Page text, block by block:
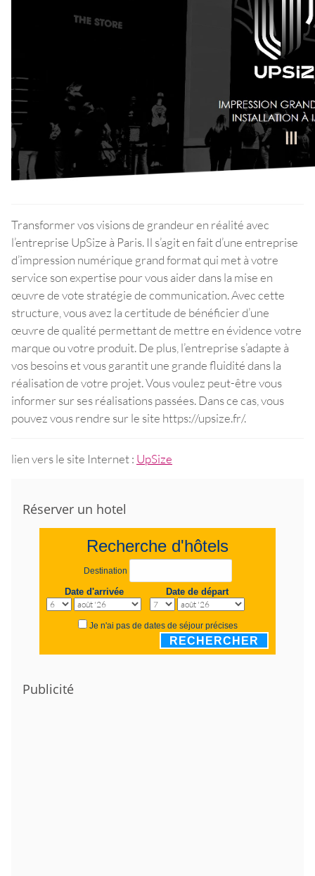
Transformer vos visions de grandeur en réalité avec
l’entreprise UpSize à Paris. Il s’agit en fait d’une entreprise
d’impression numérique grand format qui met à votre
service son expertise pour vous aider dans la mise en
œuvre de vote stratégie de communication. Avec cette
structure, vous avez la certitude de bénéficier d’une
œuvre de qualité permettant de mettre en évidence votre
marque ou votre produit. De plus, l’entreprise s’adapte à
vos besoins et vous garantit une grande fluidité dans la
réalisation de votre projet. Vous voulez peut-être vous
informer sur ses réalisations passées. Dans ce cas, vous
pouvez vous rendre sur le site https://upsize.fr/.
lien vers le site Internet : UpSize
Réserver un hotel
Recherche d'hôtels
Destination
Date d'arrivée Date de départ
Je n'ai pas de dates de séjour précises
RECHERCHER
Publicité